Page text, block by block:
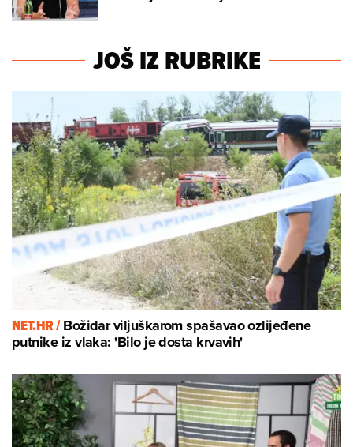
JOŠ IZ RUBRIKE
NET.HR /Božidar viljuškarom spašavao ozlijeđene
putnike iz vlaka: 'Bilo je dosta krvavih'